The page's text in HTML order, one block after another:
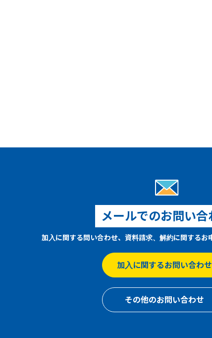
メールでのお問い合
加入に関する問い合わせ、資料請求、解約に関するお
加入に関するお問い合わせ
その他のお問い合わせ